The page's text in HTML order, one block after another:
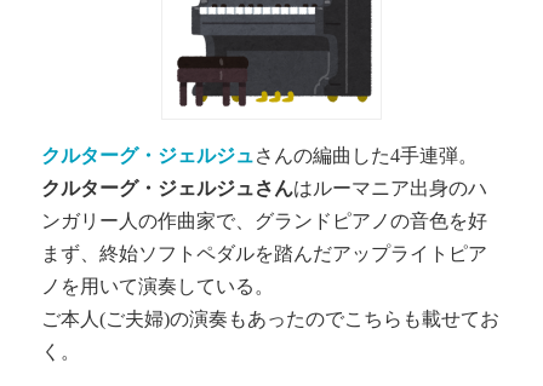
クルターグ・ジェルジュさんの編曲した4手連弾。
クルターグ・ジェルジュさんはルーマニア出身のハ
ンガリー人の作曲家で、グランドピアノの音色を好
まず、終始ソフトペダルを踏んだアップライトピア
ノを用いて演奏している。
ご本人(ご夫婦)の演奏もあったのでこちらも載せてお
く。